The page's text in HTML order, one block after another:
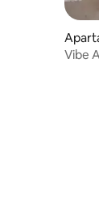
h
Vibe